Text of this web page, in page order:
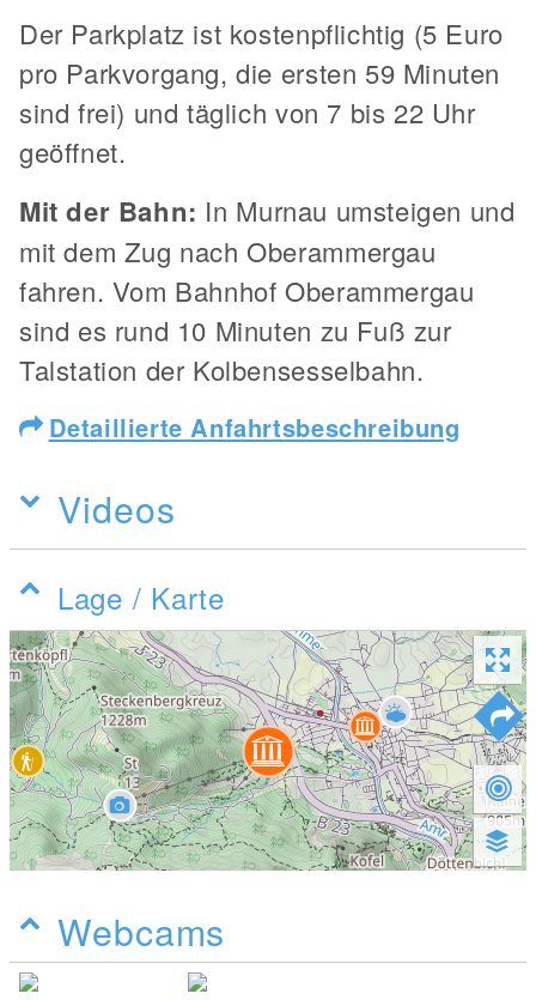
Der Parkplatz ist kostenpflichtig (5 Euro
pro Parkvorgang, die ersten 59 Minuten
sind frei) und täglich von 7 bis 22 Uhr
geöffnet.
Mit der Bahn: In Murnau umsteigen und
mit dem Zug nach Oberammergau
fahren. Vom Bahnhof Oberammergau
sind es rund 10 Minuten zu Fuß zur
Talstation der Kolbensesselbahn.
Detaillierte Anfahrtsbeschreibung
Videos
Lage / Karte
Webcams